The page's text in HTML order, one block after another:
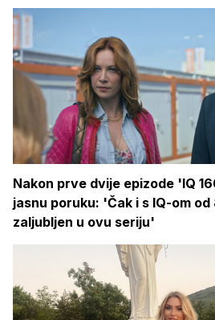
Nakon prve dvije epizode 'IQ
jasnu poruku: 'Čak i s IQ-om
zaljubljen u ovu seriju'